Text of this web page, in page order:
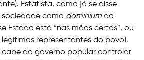
Estatista, como já se disse
como dominium do
Estado está “nas mãos certas”, ou
representantes do povo).
cabe ao governo popular controlar